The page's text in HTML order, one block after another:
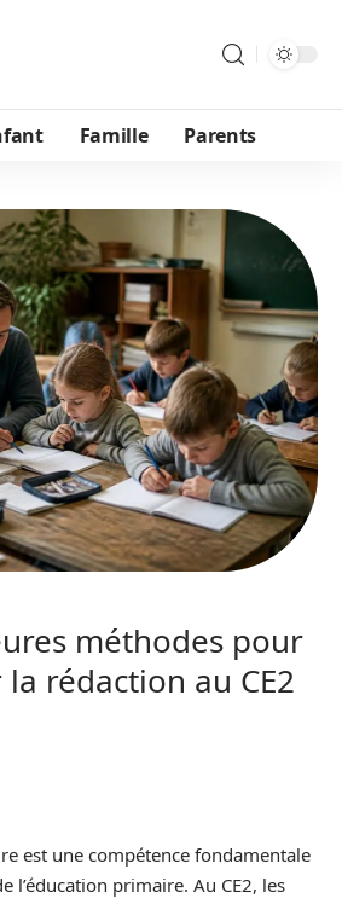
Famille Parents
méthodes pour
rédaction au CE2
est une compétence fondamentale
l’éducation primaire. Au CE2, les